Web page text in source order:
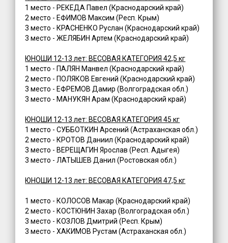
1 место - РЕКЕДА Павел (Краснодарский край)
2 место - ЕФИМОВ Максим (Респ. Крым)
3 место - КРАСНЕНКО Руслан (Краснодарский край)
3 место - ЖЕЛЯБИН Артем (Краснодарский край)
ЮНОШИ 12-13 лет: ВЕСОВАЯ КАТЕГОРИЯ 42,5 кг
1 место - ПАЛЯН Манвел (Краснодарский край)
2 место - ПОЛЯКОВ Евгений (Краснодарский край)
3 место - ЕФРЕМОВ Дамир (Волгоградская обл.)
3 место - МАНУКЯН Арам (Краснодарский край)
ЮНОШИ 12-13 лет: ВЕСОВАЯ КАТЕГОРИЯ 45 кг
1 место - СУББОТКИН Арсений (Астраханская обл.)
2 место - КРОТОВ Даниил (Краснодарский край)
3 место - ВЕРЕЩАГИН Ярослав (Респ. Адыгея)
3 место - ЛАТЫШЕВ Данил (Ростовская обл.)
ЮНОШИ 12-13 лет: ВЕСОВАЯ КАТЕГОРИЯ 47,5 кг
1 место - КОЛОСОВ Макар (Краснодарский край)
2 место - КОСТЮНИН Захар (Волгоградская обл.)
3 место - КОЗЛОВ Дмитрий (Респ. Крым)
3 место - ХАКИМОВ Рустам (Астраханская обл.)